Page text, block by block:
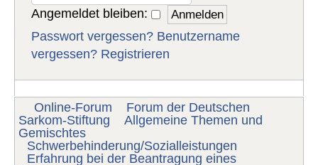
Angemeldet bleiben:
Passwort vergessen? Benutzername
vergessen? Registrieren
Online-Forum
Forum der Deutschen
Sarkom-Stiftung
Allgemeine Themen und
Gemischtes
Schwerbehinderung/Sozialleistungen
Erfahrung bei der Beantragung eines